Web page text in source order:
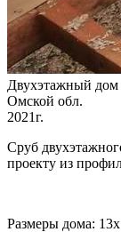
Двухэтажный дом
Омской обл.
2021г.
Сруб
проекту из
Размеры дома: